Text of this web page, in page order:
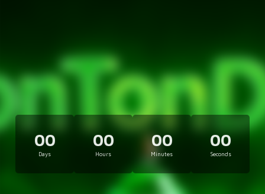
00
Days
00
Hours
00
Minutes
00
Seconds